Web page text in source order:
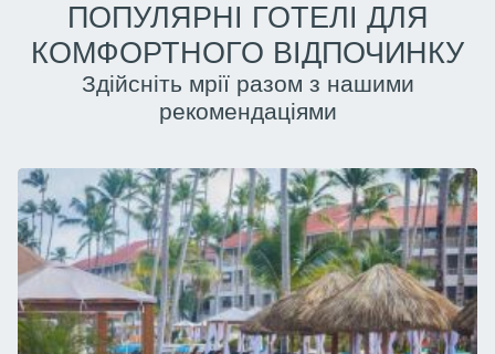
ПОПУЛЯРНІ ГОТЕЛІ ДЛЯ
КОМФОРТНОГО ВІДПОЧИНКУ
Здійсніть мрії разом з нашими
рекомендаціями